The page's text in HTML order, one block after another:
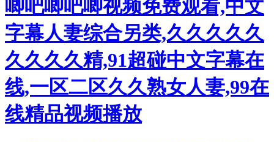
唧吧唧吧唧视频免费观看,中文
字幕人妻综合另类,久久久久久
久久久久精,91超碰中文字幕在
线,一区二区久久熟女人妻,99在
线精品视频播放